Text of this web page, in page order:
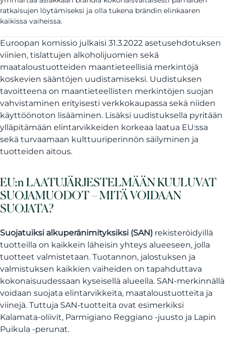
ratkaisujen löytämiseksi ja olla tukena brändin elinkaaren
kaikissa vaiheissa.
Euroopan komissio julkaisi 31.3.2022 asetusehdotuksen
viinien, tislattujen alkoholijuomien sekä
maataloustuotteiden maantieteellisiä merkintöjä
koskevien sääntöjen uudistamiseksi. Uudistuksen
tavoitteena on maantieteellisten merkintöjen suojan
vahvistaminen erityisesti verkkokaupassa sekä niiden
käyttöönoton lisääminen. Lisäksi uudistuksella pyritään
ylläpitämään elintarvikkeiden korkeaa laatua EU:ssa
sekä turvaamaan kulttuuriperinnön säilyminen ja
tuotteiden aitous.
EU:n LAATUJÄRJESTELMÄÄN KUULUVAT
SUOJAMUODOT – MITÄ VOIDAAN
SUOJATA?
Suojatuiksi alkuperänimityksiksi (SAN) rekisteröidyillä
tuotteilla on kaikkein läheisin yhteys alueeseen, jolla
tuotteet valmistetaan. Tuotannon, jalostuksen ja
valmistuksen kaikkien vaiheiden on tapahduttava
kokonaisuudessaan kyseisellä alueella. SAN-merkinnällä
voidaan suojata elintarvikkeita, maataloustuotteita ja
viinejä. Tuttuja SAN-tuotteita ovat esimerkiksi
Kalamata-oliivit, Parmigiano Reggiano -juusto ja Lapin
Puikula -perunat.